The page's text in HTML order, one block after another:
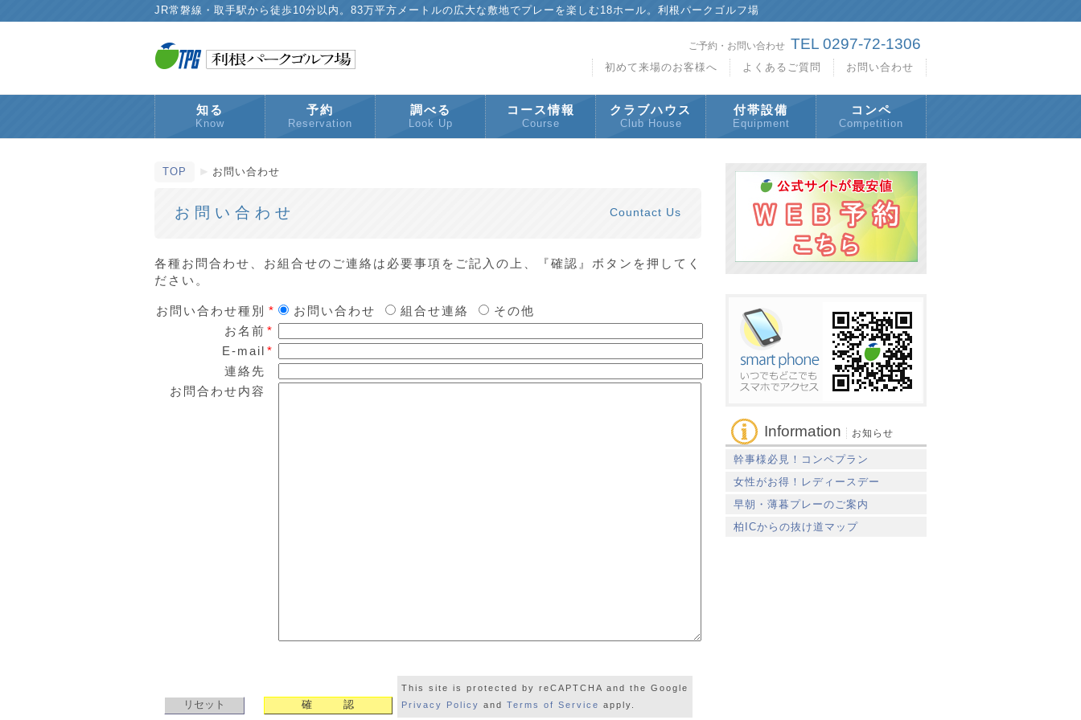
JR常磐線・取手駅から徒歩10分以内。83万平方メートルの広大な敷地でプレーを楽しむ18ホール。利根パークゴルフ場
ご予約・お問い合わせ TEL 0297-72-1306
お問い合わせ
よくあるご質問
初めて来場のお客様へ
知る
Know
予約
Reservation
調べる
Look Up
コース情報
Course
クラブハウス
Club House
付帯設備
Equipment
コンペ
Competition
TOP お問い合わせ
お問い合わせ Countact Us
各種お問合わせ、お組合せのご連絡は必要事項をご記入の上、『確認』ボタンを押してく
ださい。
お問い合わせ種別 * お問い合わせ 組合せ連絡
その他
お名前 *
E-mail *
連絡先
お問合わせ内容
This site is protected by reCAPTCHA and the Google
Privacy Policy and Terms of Service apply.
Information お知らせ
幹事様必見！コンペプラン
女性がお得！レディースデー
早朝・薄暮プレーのご案内
柏ICからの抜け道マップ